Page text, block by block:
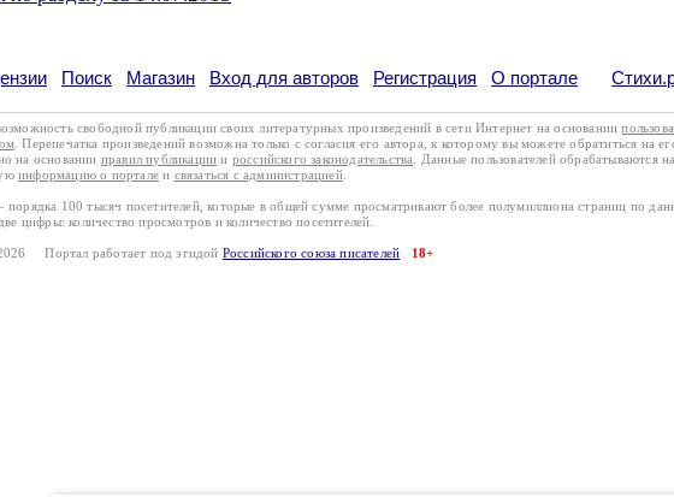
Поиск Магазин Вход для авторов Регистрация О портале
свободной публикации своих литературных произведений в сети Интернет на основании
. Перепечатка произведений возможна только с согласия его автора, к которому вы можете обратиться на
на основании правил публикации и российского законодательства . Данные пользователей обрабатываются
информацию о портале и связаться с администрацией.
порядка 100 тысяч посетителей, которые в общей сумме просматривают более полумиллиона страниц по
цифры: количество просмотров и количество посетителей.
Портал работает под эгидой Российского союза писателей 18+